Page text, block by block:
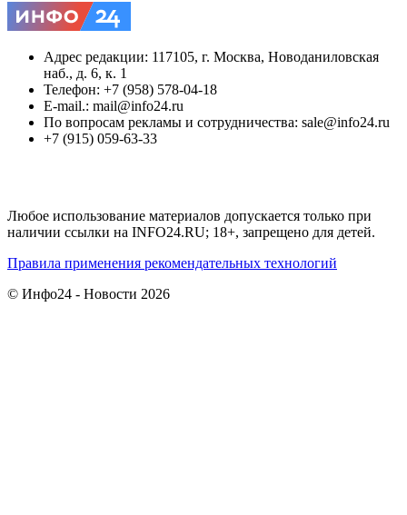
Адрес редакции: 117105, г. Москва, Новоданиловская
наб., д. 6, к. 1
Телефон: +7 (958) 578-04-18
E-mail.: mail@info24.ru
По вопросам рекламы и сотрудничества: sale@info24.ru
+7 (915) 059-63-33
Любое использование материалов допускается только при
наличии ссылки на INFO24.RU; 18+, запрещено для детей.
Правила применения рекомендательных технологий
© Инфо24 - Новости 2026